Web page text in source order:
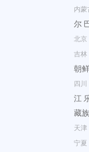
内蒙
尔
北京
吉林
朝
四川
江
藏
天津
宁夏